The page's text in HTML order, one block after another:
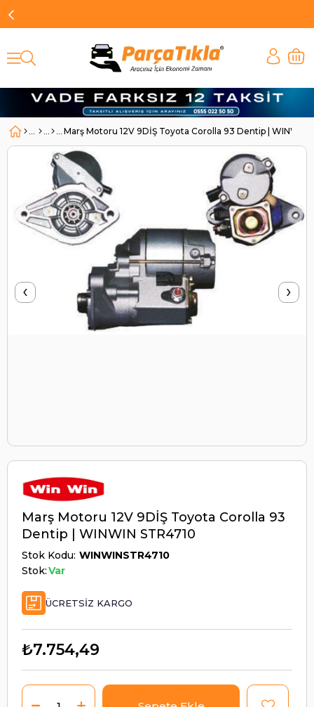
Marş Motoru 12V 9DİŞ Toyota Corolla 93 Dentip | WINWIN
‹ ›
Marş Motoru 12V 9DİŞ Toyota Corolla 93
Dentip | WINWIN STR4710
Stok Kodu WINWINSTR4710
Stok:Var
ÜCRETSIZ KARGO
₺7.754,49